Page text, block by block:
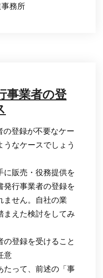
務所
事業者の登
登録が不要なケー
うなケースでしょう
販売・役務提供を
発行事業者の登録を
ません。自社の業
まえた検討をしてみ
の登録を受けること
意
たって、前述の「事